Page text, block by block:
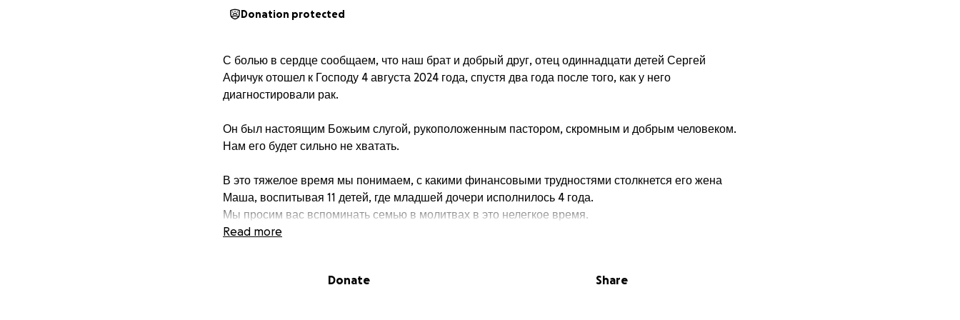
Donation protected
С болью в сердце сообщаем, что наш брат и добрый друг, отец одиннадцати детей Сергей
Афичук отошел к Господу 4 августа 2024 года, спустя два года после того, как у него
диагностировали рак.
Он был настоящим Божьим слугой, рукоположенным пастором, скромным и добрым человеком.
Нам его будет сильно не хватать.
В это тяжелое время мы понимаем, с какими финансовыми трудностями столкнется его жена
Маша, воспитывая 11 детей, где младшей дочери исполнилось 4 года.
Мы просим вас вспоминать семью в молитвах в это нелегкое время.
Да благословит вас Господь!
Read more
Donate Share